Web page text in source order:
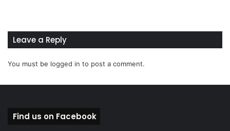
e
b
o
o
o
d
o
n
Leave a Reply
You must be logged in to post a comment.
Find us on Facebook